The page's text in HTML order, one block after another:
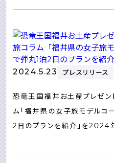
2024.5.23 プレスリリース
恐⻯王国福井お⼟産プレゼン
ム「福井県の⼥⼦旅モデルコ
2⽇のプランを紹介」を2024